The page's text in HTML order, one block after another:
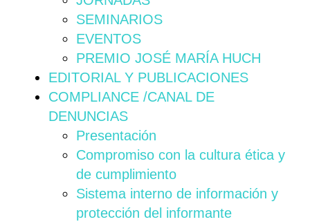
SEMINARIOS
EVENTOS
PREMIO JOSÉ MARÍA HUCH
EDITORIAL Y PUBLICACIONES
COMPLIANCE /CANAL DE
DENUNCIAS
Presentación
Compromiso con la cultura ética y
de cumplimiento
Sistema interno de información y
protección del informante